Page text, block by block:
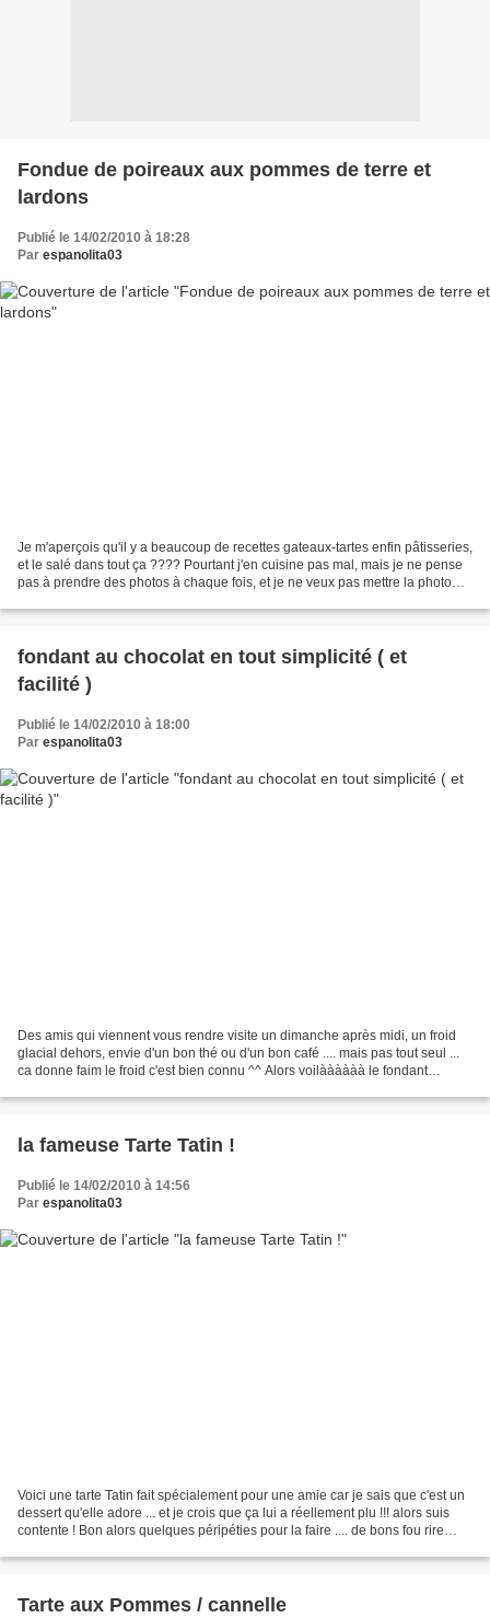
Fondue de poireaux aux pommes de terre et
lardons
Publié le 14/02/2010 à 18:28
Par espanolita03
Je m'aperçois qu'il y a beaucoup de recettes gateaux-tartes enfin pâtisseries,
et le salé dans tout ça ???? Pourtant j'en cuisine pas mal, mais je ne pense
pas à prendre des photos à chaque fois, et je ne veux pas mettre la photo
fondant au chocolat en tout simplicité ( et
facilité )
Publié le 14/02/2010 à 18:00
Par espanolita03
Des amis qui viennent vous rendre visite un dimanche après midi, un froid
glacial dehors, envie d'un bon thé ou d'un bon café .... mais pas tout seul ...
ca donne faim le froid c'est bien connu ^^ Alors voilàààààà le fondant
la fameuse Tarte Tatin !
Publié le 14/02/2010 à 14:56
Par espanolita03
Voici une tarte Tatin fait spécialement pour une amie car je sais que c'est un
dessert qu'elle adore ... et je crois que ça lui a réellement plu !!! alors suis
contente ! Bon alors quelques péripéties pour la faire .... de bons fou rire
Tarte aux Pommes / cannelle